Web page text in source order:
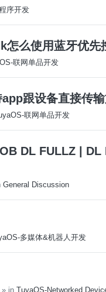
序开发
怎么使用蓝牙优先
联网单品开发
跟设备直接传输
联网单品开发
DL FULLZ | DL
General Discussion
多媒体&机器人开发
» in TuyaOS-Networked